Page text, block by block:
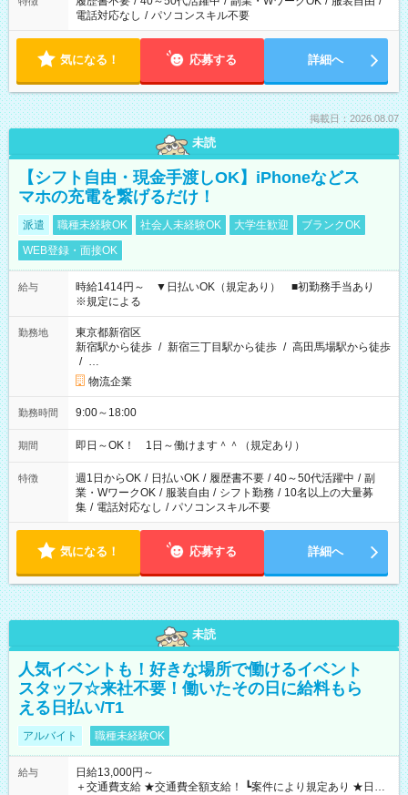
電話対応なし / パソコンスキル不要
気になる！ 応募する 詳細へ
掲載日：2026.08.07
未読
【シフト自由・現金手渡しOK】iPhoneなどス
マホの充電を繋げるだけ！
派遣 職種未経験OK 社会人未経験OK 大学生歓迎
ブランクOK
WEB登録・面接OK
給与
時給1414円～ ▼日払いOK（規定あり） ■初勤務手当あり
※規定による
勤務地
東京都新宿区
新宿駅から徒歩 / 新宿三丁目駅から徒歩 / 高田馬場駅から徒歩
/ …
物流企業
勤務時間 9:00～18:00
期間 即日～OK！ 1日～働けます＾＾（規定あり）
特徴 週1日からOK / 日払いOK / 履歴書不要 / 40～50代活躍中 / 副
業・WワークOK / 服装自由 / シフト勤務 / 10名以上の大量募
集 / 電話対応なし / パソコンスキル不要
気になる！ 応募する 詳細へ
未読
人気イベントも！好きな場所で働けるイベント
スタッフ☆来社不要！働いたその日に給料もら
える日払い/T1
アルバイト 職種未経験OK
給与
日給13,000円～
＋交通費支給 ★交通費全額支給！ ┗案件により規定あり ★日払